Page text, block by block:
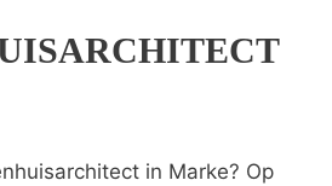
in Marke? Op